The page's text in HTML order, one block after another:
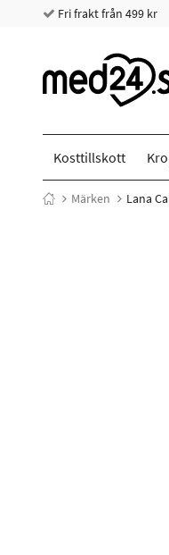
Fri frakt från 499 kr
Kosttillskott
Märken Lana